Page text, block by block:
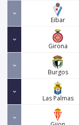
Eibar
Girona
Burgos
Las Palmas